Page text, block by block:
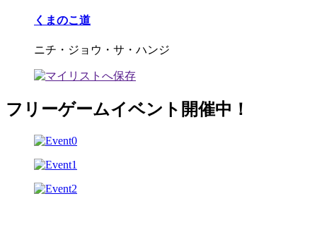
くまのこ道
ニチ・ジョウ・サ・ハンジ
フリーゲームイベント開催中！